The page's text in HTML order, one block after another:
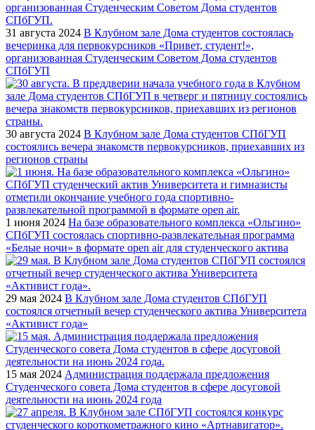
31 августа 2024 В Клубном зале Дома студентов состоялась
вечеринка для первокурсников «Привет, студент!»,
организованная Студенческим Советом Дома студентов
СПбГУП
30 августа 2024 В Клубном зале Дома студентов СПбГУП
состоялись вечера знакомств первокурсников, приехавших из
регионов страны
1 июня 2024 На базе образовательного комплекса «Ольгино»
СПбГУП состоялась спортивно-развлекательная программа
«Белые ночи» в формате open air для студенческого актива
29 мая 2024 В Клубном зале Дома студентов СПбГУП
состоялся отчетный вечер студенческого актива Университета
«Активист года»
15 мая 2024 Администрация поддержала предложения
Студенческого совета Дома студентов в сфере досуговой
деятельности на июнь 2024 года